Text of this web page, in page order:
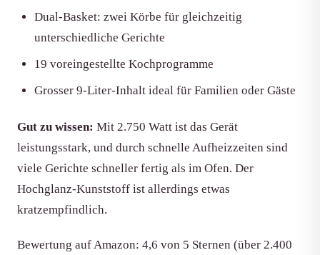
Dual-Basket: zwei Körbe für gleichzeitig
unterschiedliche Gerichte
19 voreingestellte Kochprogramme
Grosser 9-Liter-Inhalt ideal für Familien oder Gäste
Gut zu wissen: Mit 2.750 Watt ist das Gerät
leistungsstark, und durch schnelle Aufheizzeiten sind
viele Gerichte schneller fertig als im Ofen. Der
Hochglanz-Kunststoff ist allerdings etwas
kratzempfindlich.
Bewertung auf Amazon: 4,6 von 5 Sternen (über 2.400